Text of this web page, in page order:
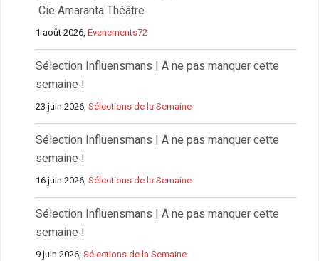
Cie Amaranta Théâtre
1 août 2026,Evenements72
Sélection Influensmans | A ne pas manquer cette
semaine !
23 juin 2026,Sélections de la Semaine
Sélection Influensmans | A ne pas manquer cette
semaine !
16 juin 2026,Sélections de la Semaine
Sélection Influensmans | A ne pas manquer cette
semaine !
9 juin 2026,Sélections de la Semaine